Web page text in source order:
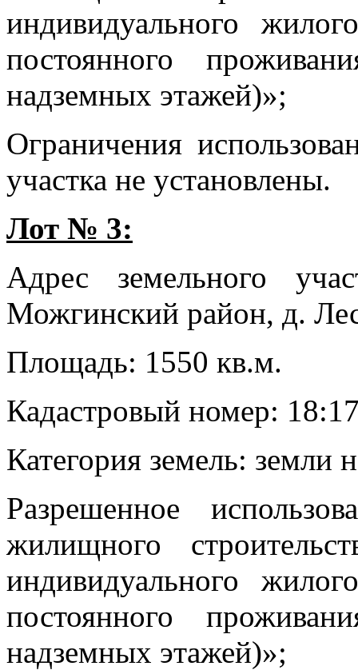
индивидуального
постоянного
надземных этажей)»;
Ограничения
участка не установлены.
Лот № 3:
Адрес земельного
Можгинский район, д.
Площадь: 1550 кв.м.
Кадастровый номер:
Категория земель: земли
Разрешенное
жилищного
индивидуального
постоянного
надземных этажей)»;